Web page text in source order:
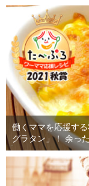
働くママを応援す
グラタン」！ 余っ